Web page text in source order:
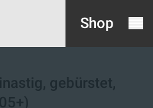
Shop
gebürstet,